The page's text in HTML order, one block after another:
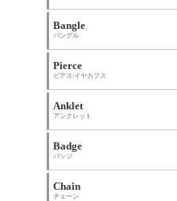
Bangle
バングル
Pierce
ピアス/イヤカフス
Anklet
アンクレット
Badge
バッジ
Chain
チェーン